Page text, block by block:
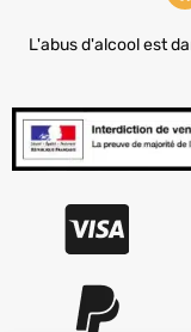
L'abus d'alcool est